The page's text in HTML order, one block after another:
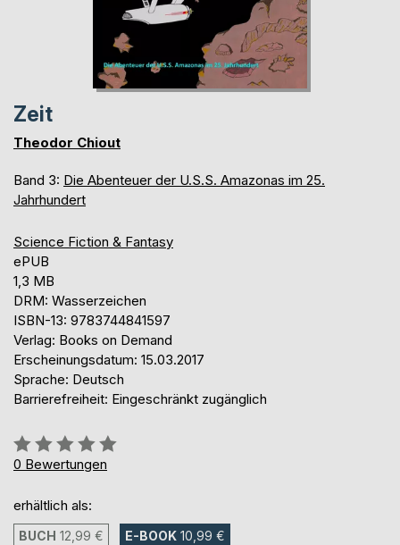
Zeit
Theodor Chiout
Band 3: Die Abenteuer der U.S.S. Amazonas im 25.
Jahrhundert
Science Fiction & Fantasy
ePUB
1,3 MB
DRM: Wasserzeichen
ISBN-13: 9783744841597
Verlag: Books on Demand
Erscheinungsdatum: 15.03.2017
Sprache: Deutsch
Barrierefreiheit: Eingeschränkt zugänglich
Bewertung::
0%
0 Bewertungen
erhältlich als:
BUCH 12,99 € E-BOOK 10,99 €